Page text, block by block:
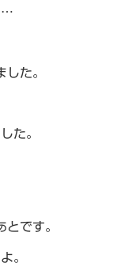
た。
た。
です。
。